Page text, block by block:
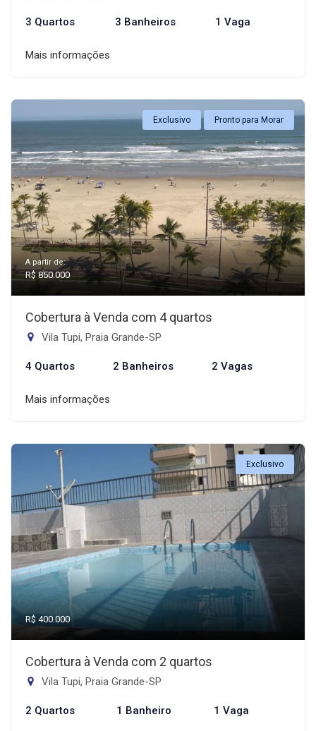
3 Quartos 3 Banheiros 1 Vaga
Mais informações
Exclusivo Pronto para Morar
A partir de:
R$ 850.000
Cobertura à Venda com 4 quartos
Vila Tupi, Praia Grande-SP
4 Quartos 2 Banheiros 2 Vagas
Mais informações
Exclusivo
R$ 400.000
Cobertura à Venda com 2 quartos
Vila Tupi, Praia Grande-SP
2 Quartos 1 Banheiro 1 Vaga